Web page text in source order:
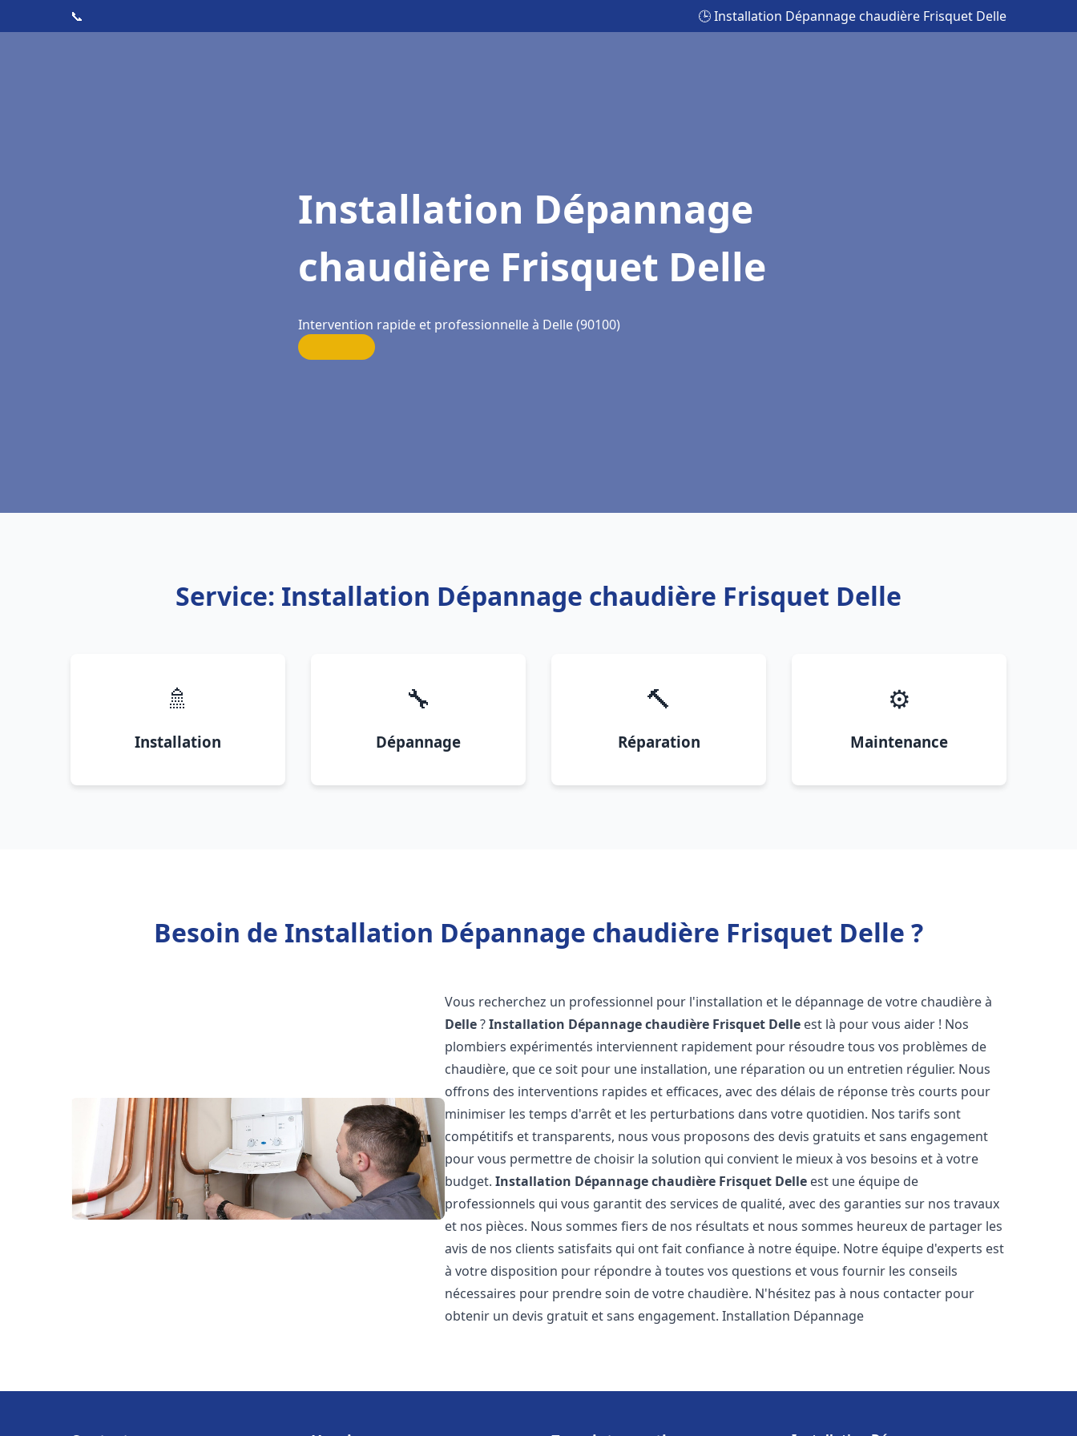
📞 🕒 Installation Dépannage chaudière Frisquet Delle
Installation Dépannage
chaudière Frisquet Delle
Intervention rapide et professionnelle à Delle (90100)
Service: Installation Dépannage chaudière Frisquet Delle
🚿
Installation
🔧
Dépannage
🔨
Réparation
⚙️
Maintenance
Besoin de Installation Dépannage chaudière Frisquet Delle ?
Vous recherchez un professionnel pour l'installation et le dépannage de votre chaudière à
Delle?Installation Dépannage chaudière Frisquet Delle est là pour vous aider ! Nos
plombiers expérimentés interviennent rapidement pour résoudre tous vos problèmes de
chaudière, que ce soit pour une installation, une réparation ou un entretien régulier. Nous
offrons des interventions rapides et efficaces, avec des délais de réponse très courts pour
minimiser les temps d'arrêt et les perturbations dans votre quotidien. Nos tarifs sont
compétitifs et transparents, nous vous proposons des devis gratuits et sans engagement
pour vous permettre de choisir la solution qui convient le mieux à vos besoins et à votre
budget.Installation Dépannage chaudière Frisquet Delle est une équipe de
professionnels qui vous garantit des services de qualité, avec des garanties sur nos travaux
et nos pièces. Nous sommes fiers de nos résultats et nous sommes heureux de partager les
avis de nos clients satisfaits qui ont fait confiance à notre équipe. Notre équipe d'experts est
à votre disposition pour répondre à toutes vos questions et vous fournir les conseils
nécessaires pour prendre soin de votre chaudière. N'hésitez pas à nous contacter pour
obtenir un devis gratuit et sans engagement. Installation Dépannage